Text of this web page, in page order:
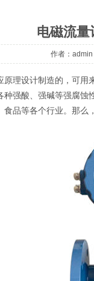
电磁流量
作者：
设计制造的，可用
强酸、强碱等强腐
品等各个行业。那么